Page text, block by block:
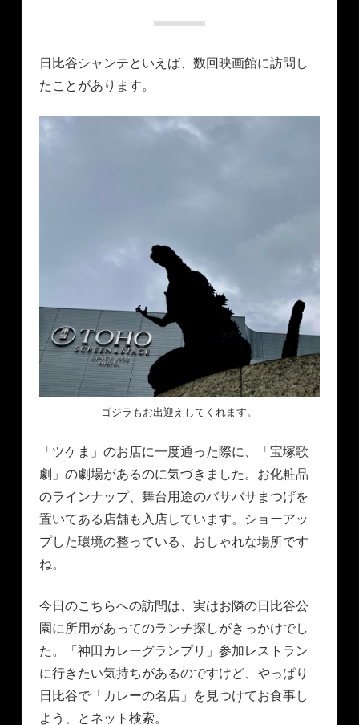
日比谷シャンテといえば、数回映画館に訪問し
たことがあります。
ゴジラもお出迎えしてくれます。
「ツケま」のお店に一度通った際に、「宝塚歌
劇」の劇場があるのに気づきました。お化粧品
のラインナップ、舞台用途のバサバサまつげを
置いてある店舗も入店しています。ショーアッ
プした環境の整っている、おしゃれな場所です
ね。
今日のこちらへの訪問は、実はお隣の日比谷公
園に所用があってのランチ探しがきっかけでし
た。「神田カレーグランプリ」参加レストラン
に行きたい気持ちがあるのですけど、やっぱり
日比谷で「カレーの名店」を見つけてお食事し
よう、とネット検索。